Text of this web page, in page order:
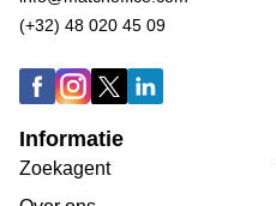
(+32) 48 020 45 09
Informatie
Zoekagent